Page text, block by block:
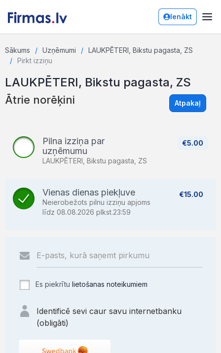
Ienākt
Sākums Uzņēmumi
LAUKPĒTERI, Bikstu pagasta, ZS
Pirkt izziņu
LAUKPĒTERI, Bikstu pagasta, ZS
Ātrie norēķini Atpakaļ
€5.00
Pilna izziņa par
uzņēmumu
LAUKPĒTERI, Bikstu pagasta, ZS
€15.00
Vienas dienas piekļuve
Neierobežots pilnu izziņu apjoms
līdz 08.08.2026 plkst.23:59
Es piekrītu lietošanas noteikumiem
Identificē sevi caur savu internetbanku
(obligāti)